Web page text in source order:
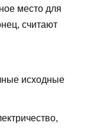
место для
считают
исходные